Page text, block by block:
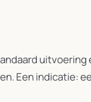
uitvoering
Een indicatie: